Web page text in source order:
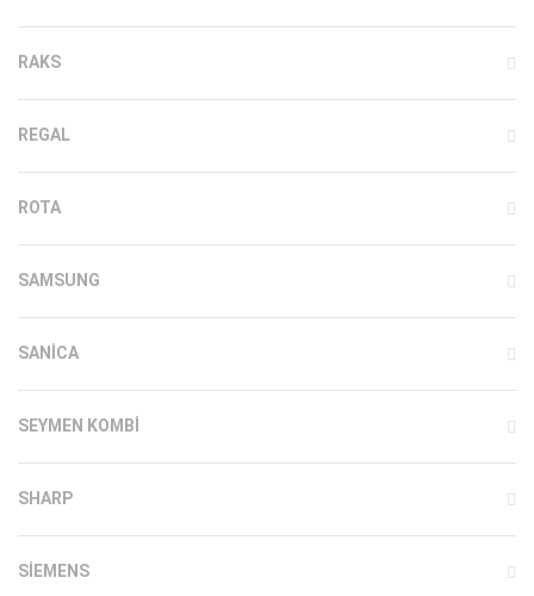
RAKS
REGAL
ROTA
SAMSUNG
SANICA
SEYMEN KOMBI
SHARP
SIEMENS